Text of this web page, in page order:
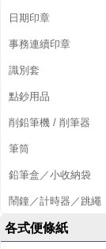
日期印章
事務連續印章
識別套
點鈔用品
削鉛筆機 / 削筆器
筆筒
鉛筆盒／小收納袋
鬧鐘／計時器／跳繩
各式便條紙